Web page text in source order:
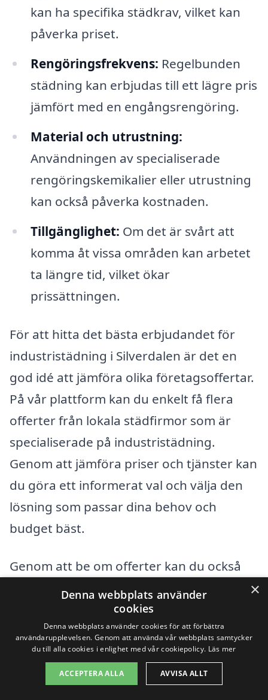
kan ha specifika städkrav, vilket kan
påverka priset.
Rengöringsfrekvens: Regelbunden
städning kan erbjudas till ett lägre pris
jämfört med en engångsrengöring.
Material och utrustning:
Användningen av specialiserade
rengöringskemikalier eller utrustning
kan också påverka kostnaden.
Tillgänglighet: Om det är svårt att
komma åt vissa områden kan arbetet
ta längre tid, vilket ökar
prissättningen.
För att hitta det bästa erbjudandet för
industristädning i Silverdalen är det en
god idé att jämföra olika företagsoffertar.
På vår plattform kan du enkelt få flera
offerter från lokala städfirmor som är
specialiserade på industristädning.
Genom att jämföra priser och tjänster kan
du göra ett informerat val och välja den
lösning som passar dina behov och
budget bäst.
Genom att be om offerter kan du också
ställa frågor som rör företagets
erfarenhet, vilka metoder de använder,
och om de är försäkrade. All denna
information kan hjälpa dig att få en
klarare bild av vad du kan förvänta dig
×
Denna webbplats använder
cookies
Denna webbplats använder cookies för att förbättra
användarupplevelsen. Genom att använda vår webbplats samtycker
du till alla cookies i enlighet med vår cookiepolicy. Läs mer
ACCEPTERA ALLA AVVISA ALLT